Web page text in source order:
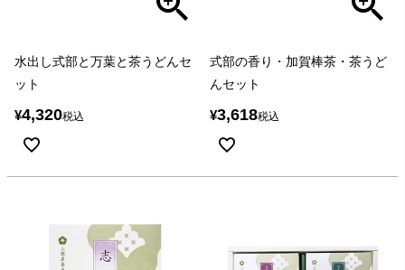
水出し式部と万葉と茶うどんセ
ット
¥4,320税込
式部の香り・加賀棒茶・茶うど
んセット
¥3,618税込